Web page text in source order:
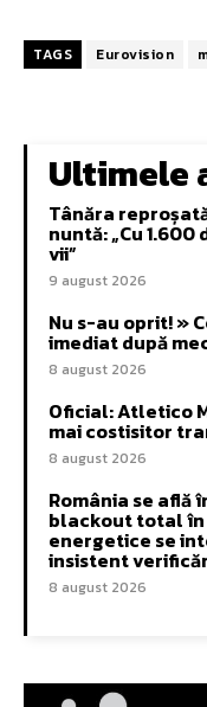
TAGS Eurovision
Ultimele
Tânăra
nuntă: „Cu
vii”
9 august 2026
Nu s-au oprit! »
imediat după
8 august 2026
Oficial: Atletico
mai costisitor
8 august 2026
România se află
blackout total
energetice se
insistent
8 august 2026